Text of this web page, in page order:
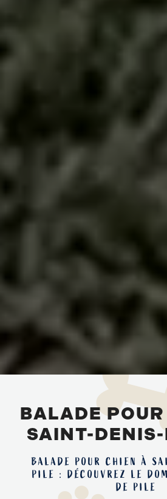
BALADE
SAINT-
BALADE POUR CHIEN À
PILE : DÉCOUVREZ LE
DE PILE